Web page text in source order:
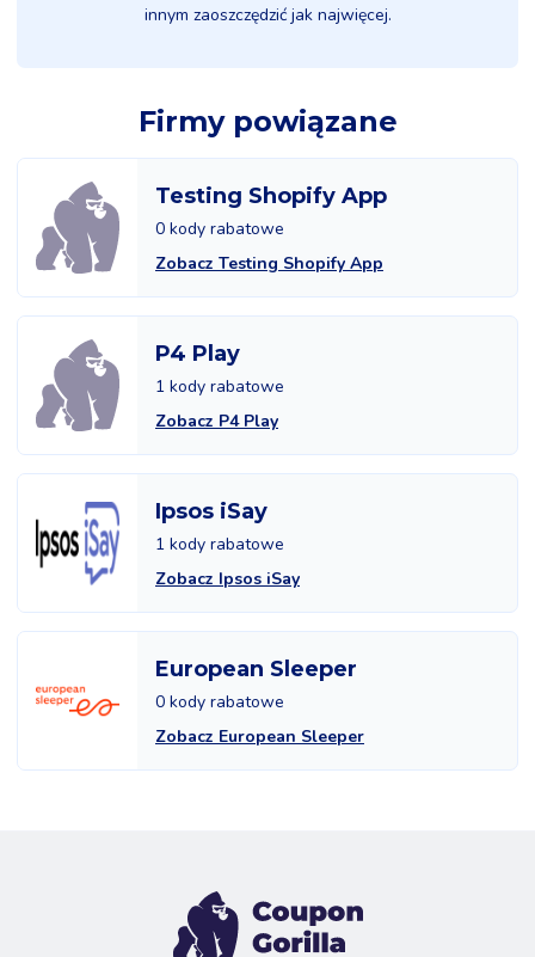
innym zaoszczędzić jak najwięcej.
Firmy powiązane
Testing Shopify App
0 kody rabatowe
Zobacz Testing Shopify App
P4 Play
1 kody rabatowe
Zobacz P4 Play
Ipsos iSay
1 kody rabatowe
Zobacz Ipsos iSay
European Sleeper
0 kody rabatowe
Zobacz European Sleeper